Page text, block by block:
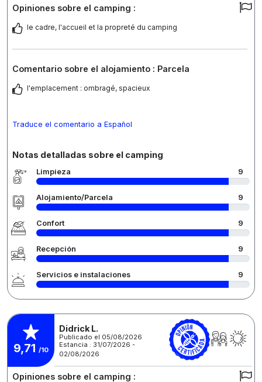
Opiniones sobre el camping :
le cadre, l'accueil et la propreté du camping
Comentario sobre el alojamiento : Parcela
l'emplacement : ombragé, spacieux
Traduce el comentario a Español
Notas detalladas sobre el camping
Limpieza 9
Alojamiento/Parcela 9
Confort 9
Recepción 9
Servicios e instalaciones 9
9,71 /10
Didrick L.
Publicado el 05/08/2026
Estancia : 31/07/2026 -
02/08/2026
Opiniones sobre el camping :